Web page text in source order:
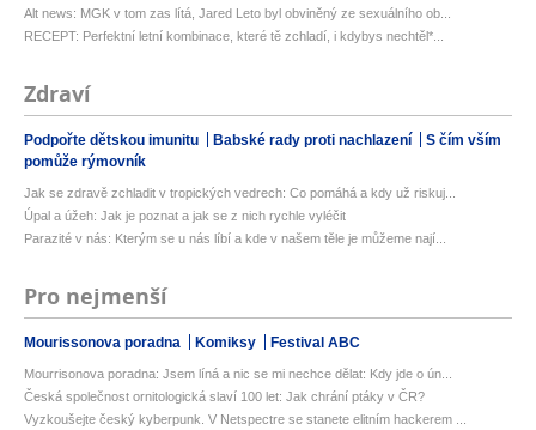
Alt news: MGK v tom zas lítá, Jared Leto byl obviněný ze sexuálního ob...
RECEPT: Perfektní letní kombinace, které tě zchladí, i kdybys nechtěl*...
Zdraví
Podpořte dětskou imunitu Babské rady proti nachlazení
S čím vším
pomůže rýmovník
Jak se zdravě zchladit v tropických vedrech: Co pomáhá a kdy už riskuj...
Úpal a úžeh: Jak je poznat a jak se z nich rychle vyléčit
Parazité v nás: Kterým se u nás líbí a kde v našem těle je můžeme nají...
Pro nejmenší
Mourissonova poradna Komiksy Festival ABC
Mourrisonova poradna: Jsem líná a nic se mi nechce dělat: Kdy jde o ún...
Česká společnost ornitologická slaví 100 let: Jak chrání ptáky v ČR?
Vyzkoušejte český kyberpunk. V Netspectre se stanete elitním hackerem ...